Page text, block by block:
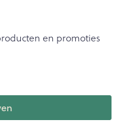
en promoties